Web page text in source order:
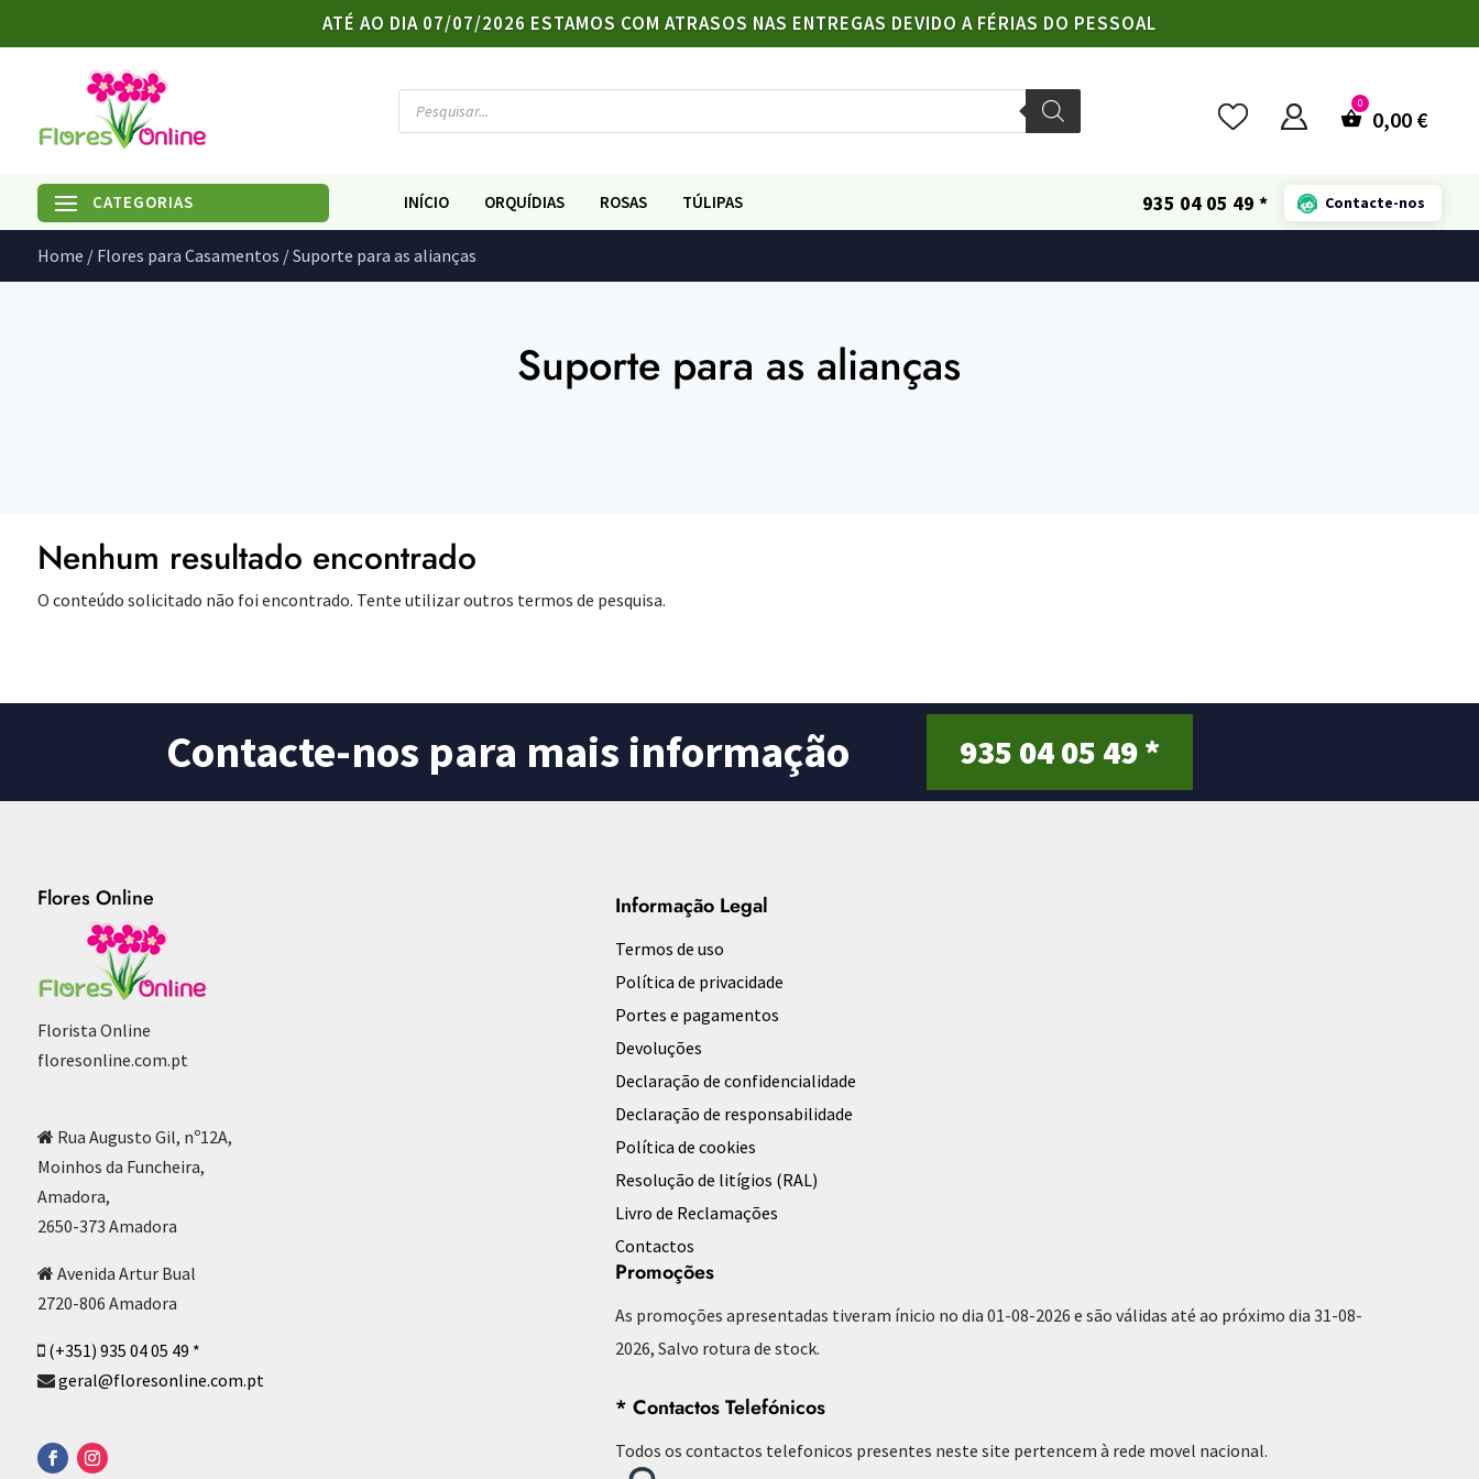
ATÉ AO DIA 07/07/2026 ESTAMOS COM ATRASOS NAS ENTREGAS DEVIDO A FÉRIAS DO PESSOAL
Products
search
0,00 €
INÍCIO ORQUÍDIAS ROSAS TÚLIPAS 935 04 05 49 * Contacte-nos
Home / Flores para Casamentos / Suporte para as alianças
Suporte para as alianças
Nenhum resultado encontrado
O conteúdo solicitado não foi encontrado. Tente utilizar outros termos de pesquisa.
Contacte-nos para mais informação 935 04 05 49 *
Flores Online
Florista Online
floresonline.com.pt
Rua Augusto Gil, nº12A,
Moinhos da Funcheira,
Amadora,
2650-373 Amadora
Avenida Artur Bual
2720-806 Amadora
(+351) 935 04 05 49 *
geral@floresonline.com.pt
Informação Legal
Termos de uso
Política de privacidade
Portes e pagamentos
Devoluções
Declaração de confidencialidade
Declaração de responsabilidade
Política de cookies
Resolução de litígios (RAL)
Livro de Reclamações
Contactos
Promoções
As promoções apresentadas tiveram ínicio no dia 01-08-2026 e são válidas até ao próximo dia 31-08-
2026, Salvo rotura de stock.
* Contactos Telefónicos
Todos os contactos telefonicos presentes neste site pertencem à rede movel nacional.